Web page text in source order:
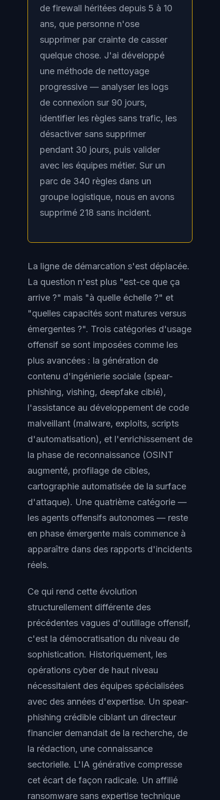
de firewall héritées depuis 5 à 10
ans, que personne n'ose
supprimer par crainte de casser
quelque chose. J'ai développé
une méthode de nettoyage
progressive — analyser les logs
de connexion sur 90 jours,
identifier les règles sans trafic, les
désactiver sans supprimer
pendant 30 jours, puis valider
avec les équipes métier. Sur un
parc de 340 règles dans un
groupe logistique, nous en avons
supprimé 218 sans incident.
La ligne de démarcation s'est déplacée.
La question n'est plus "est-ce que ça
arrive ?" mais "à quelle échelle ?" et
"quelles capacités sont matures versus
émergentes ?". Trois catégories d'usage
offensif se sont imposées comme les
plus avancées : la génération de
contenu d'ingénierie sociale (spear-
phishing, vishing, deepfake ciblé),
l'assistance au développement de code
malveillant (malware, exploits, scripts
d'automatisation), et l'enrichissement de
la phase de reconnaissance (OSINT
augmenté, profilage de cibles,
cartographie automatisée de la surface
d'attaque). Une quatrième catégorie —
les agents offensifs autonomes — reste
en phase émergente mais commence à
apparaître dans des rapports d'incidents
réels.
Ce qui rend cette évolution
structurellement différente des
précédentes vagues d'outillage offensif,
c'est la démocratisation du niveau de
sophistication. Historiquement, les
opérations cyber de haut niveau
nécessitaient des équipes spécialisées
avec des années d'expertise. Un spear-
phishing crédible ciblant un directeur
financier demandait de la recherche, de
la rédaction, une connaissance
sectorielle. L'IA générative compresse
cet écart de façon radicale. Un affilié
ransomware sans expertise technique